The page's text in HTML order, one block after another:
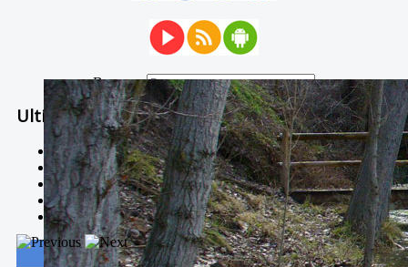
Buscar...
Ultimas Noticias
Solidaria carrera - 7 TÉRMINOS XTREM
Temporal de Febrero
Nevada Enero 2018
La estación de esquí de Javalambre abrirán este sábado
Larga vida a las escuelas